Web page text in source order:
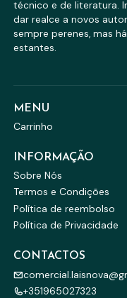
técnico e de literatura.
dar realce a novos
sempre perenes, mas
estantes.
MENU
Carrinho
INFORMAÇÃO
Sobre Nós
Termos e Condições
Política de reembolso
Política de Privacidade
CONTACTOS
+351965027323